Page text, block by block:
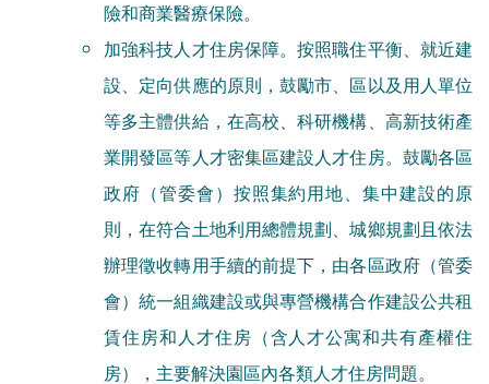
險和商業醫療保險。
加強科技人才住房保障。按照職住平衡、就近建
設、定向供應的原則，鼓勵市、區以及用人單位
等多主體供給，在高校、科研機構、高新技術產
業開發區等人才密集區建設人才住房。鼓勵各區
政府（管委會）按照集約用地、集中建設的原
則，在符合土地利用總體規劃、城鄉規劃且依法
辦理徵收轉用手續的前提下，由各區政府（管委
會）統一組織建設或與專營機構合作建設公共租
賃住房和人才住房（含人才公寓和共有產權住
房），主要解決園區內各類人才住房問題。